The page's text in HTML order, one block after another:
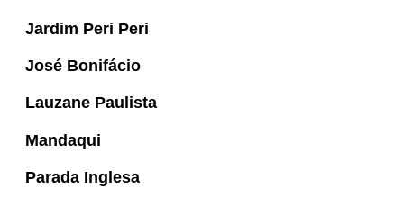
Jardim Peri Peri
José Bonifácio
Lauzane Paulista
Mandaqui
Parada Inglesa